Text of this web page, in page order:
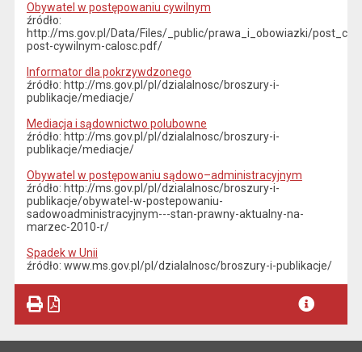
Obywatel w postępowaniu cywilnym
źródło:
http://ms.gov.pl/Data/Files/_public/prawa_i_obowiazki/
post-cywilnym-calosc.pdf/
Informator dla pokrzywdzonego
źródło: http://ms.gov.pl/pl/dzialalnosc/broszury-i-
publikacje/mediacje/
Mediacja i sądownictwo polubowne
źródło: http://ms.gov.pl/pl/dzialalnosc/broszury-i-
publikacje/mediacje/
Obywatel w postępowaniu sądowo–administracyjnym
źródło: http://ms.gov.pl/pl/dzialalnosc/broszury-i-
publikacje/obywatel-w-postepowaniu-
sadowoadministracyjnym---stan-prawny-aktualny-na-
marzec-2010-r/
Spadek w Unii
źródło: www.ms.gov.pl/pl/dzialalnosc/broszury-i-publikacje/